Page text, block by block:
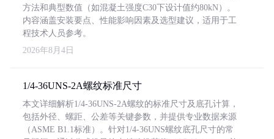
方法和典型数值（如混凝土强度C30下设计值约80kN）。
内容涵盖安装要点、性能影响因素及选型建议，适用于工
程技术人员参考。
2026年8月4日
1/4-36UNS-2A螺纹标准尺寸
本文详细解析1/4-36UNS-2A螺纹的标准尺寸及底孔计算，
包括外径、螺距、公差等关键参数，并提供专业数据来源
（ASME B1.1标准）。针对1/4-36UNS螺纹底孔尺寸的常